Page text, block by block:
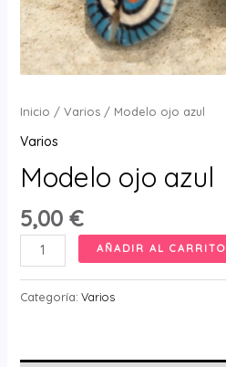
Inicio / Varios/ Modelo ojo azul
Varios
Modelo ojo azul
5,00 €
Modelo
ojo
azul
AÑADIR AL CARRITO
Categoría: Varios